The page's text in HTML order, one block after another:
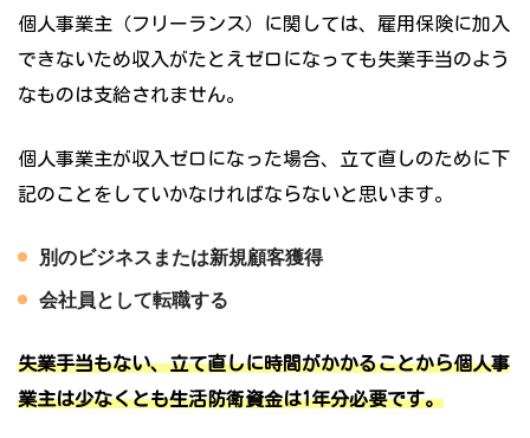
個人事業主（フリーランス）に関しては、雇用保険に加入
できないため収入がたとえゼロになっても失業手当のよう
なものは支給されません。
個人事業主が収入ゼロになった場合、立て直しのために下
記のことをしていかなければならないと思います。
別のビジネスまたは新規顧客獲得
会社員として転職する
失業手当もない、立て直しに時間がかかることから個人事
業主は少なくとも生活防衛資金は1年分必要です。